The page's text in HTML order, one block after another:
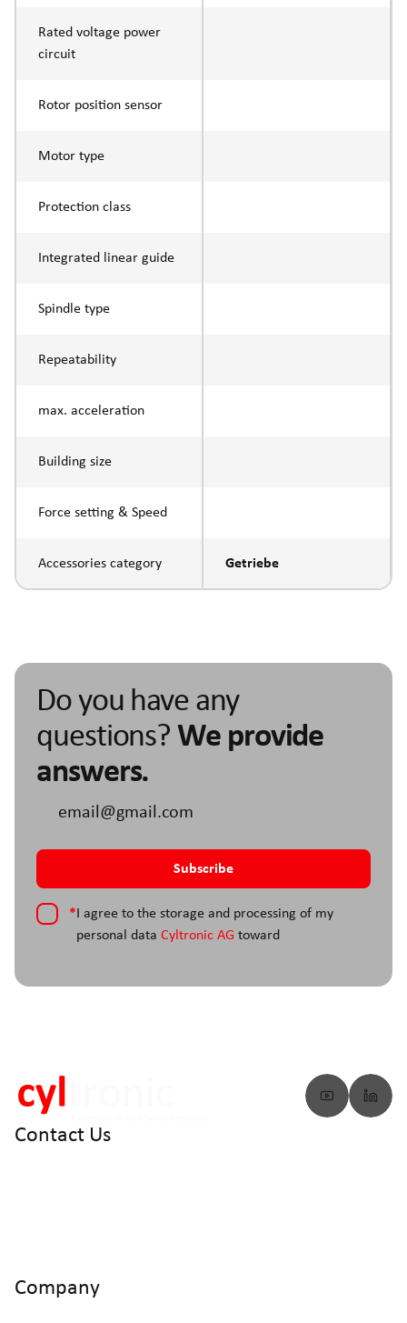
Rated voltage power
circuit
Rotor position sensor
Motor type
Protection class
Integrated linear guide
Spindle type
Repeatability
max. acceleration
Building size
Force setting & Speed
Accessories category Getriebe
Do you have any
questions? We provide
answers.
*I agree to the storage and processing of my
personal data Cyltronic AG toward
Contact Us
Company